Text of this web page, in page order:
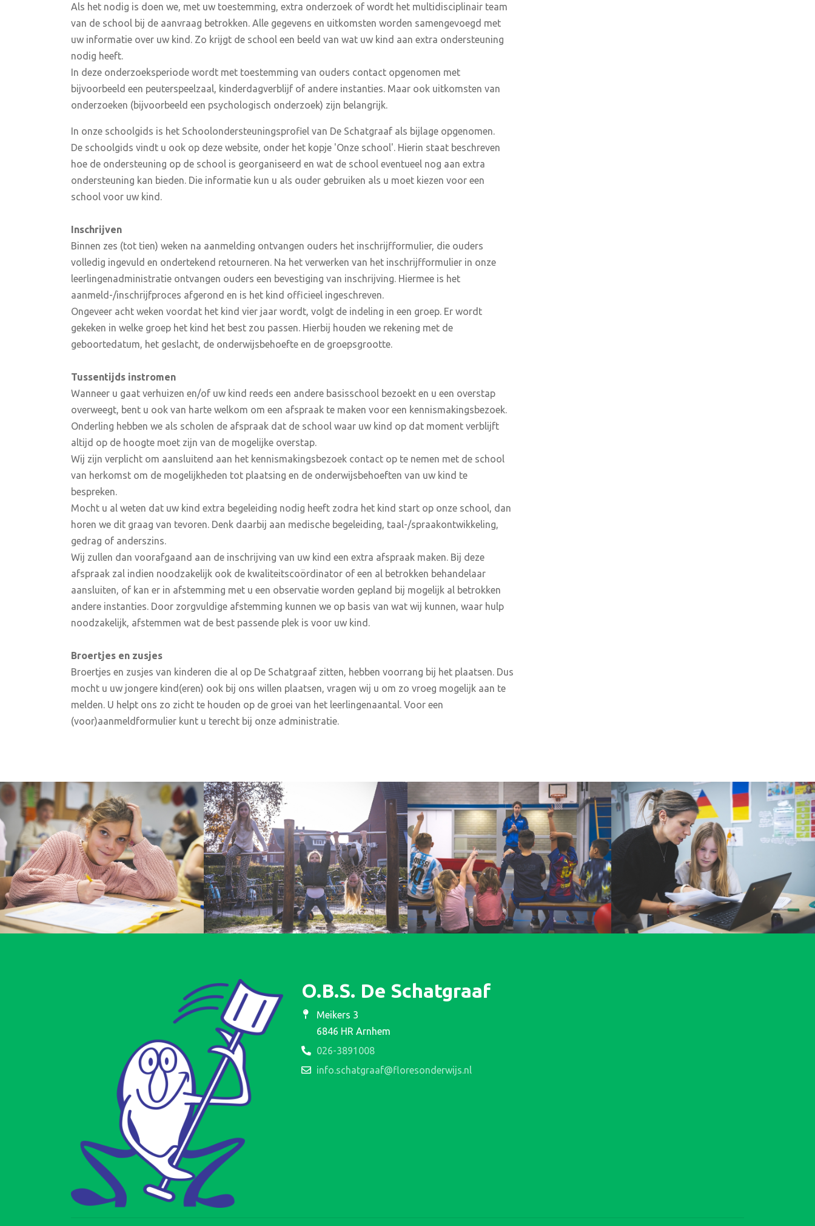
Als het nodig is doen we, met uw toestemming, extra onderzoek of wordt het multidisciplinair team
van de school bij de aanvraag betrokken. Alle gegevens en uitkomsten worden samengevoegd met
uw informatie over uw kind. Zo krijgt de school een beeld van wat uw kind aan extra ondersteuning
nodig heeft.
In deze onderzoeksperiode wordt met toestemming van ouders contact opgenomen met
bijvoorbeeld een peuterspeelzaal, kinderdagverblijf of andere instanties. Maar ook uitkomsten van
onderzoeken (bijvoorbeeld een psychologisch onderzoek) zijn belangrijk.
In onze schoolgids is het Schoolondersteuningsprofiel van De Schatgraaf als bijlage opgenomen.
De schoolgids vindt u ook op deze website, onder het kopje 'Onze school'. Hierin staat beschreven
hoe de ondersteuning op de school is georganiseerd en wat de school eventueel nog aan extra
ondersteuning kan bieden. Die informatie kun u als ouder gebruiken als u moet kiezen voor een
school voor uw kind.
Inschrijven
Binnen zes (tot tien) weken na aanmelding ontvangen ouders het inschrijfformulier, die ouders
volledig ingevuld en ondertekend retourneren. Na het verwerken van het inschrijfformulier in onze
leerlingenadministratie ontvangen ouders een bevestiging van inschrijving. Hiermee is het
aanmeld-/inschrijfproces afgerond en is het kind officieel ingeschreven.
Ongeveer acht weken voordat het kind vier jaar wordt, volgt de indeling in een groep. Er wordt
gekeken in welke groep het kind het best zou passen. Hierbij houden we rekening met de
geboortedatum, het geslacht, de onderwijsbehoefte en de groepsgrootte.
Tussentijds instromen
Wanneer u gaat verhuizen en/of uw kind reeds een andere basisschool bezoekt en u een overstap
overweegt, bent u ook van harte welkom om een afspraak te maken voor een kennismakingsbezoek.
Onderling hebben we als scholen de afspraak dat de school waar uw kind op dat moment verblijft
altijd op de hoogte moet zijn van de mogelijke overstap.
Wij zijn verplicht om aansluitend aan het kennismakingsbezoek contact op te nemen met de school
van herkomst om de mogelijkheden tot plaatsing en de onderwijsbehoeften van uw kind te
bespreken.
Mocht u al weten dat uw kind extra begeleiding nodig heeft zodra het kind start op onze school, dan
horen we dit graag van tevoren. Denk daarbij aan medische begeleiding, taal-/spraakontwikkeling,
gedrag of anderszins.
Wij zullen dan voorafgaand aan de inschrijving van uw kind een extra afspraak maken. Bij deze
afspraak zal indien noodzakelijk ook de kwaliteitscoördinator of een al betrokken behandelaar
aansluiten, of kan er in afstemming met u een observatie worden gepland bij mogelijk al betrokken
andere instanties. Door zorgvuldige afstemming kunnen we op basis van wat wij kunnen, waar hulp
noodzakelijk, afstemmen wat de best passende plek is voor uw kind.
Broertjes en zusjes
Broertjes en zusjes van kinderen die al op De Schatgraaf zitten, hebben voorrang bij het plaatsen. Dus
mocht u uw jongere kind(eren) ook bij ons willen plaatsen, vragen wij u om zo vroeg mogelijk aan te
melden. U helpt ons zo zicht te houden op de groei van het leerlingenaantal. Voor een
(voor)aanmeldformulier kunt u terecht bij onze administratie.
O.B.S. De Schatgraaf
Meikers 3
6846 HR Arnhem
026-3891008
info.schatgraaf@floresonderwijs.nl